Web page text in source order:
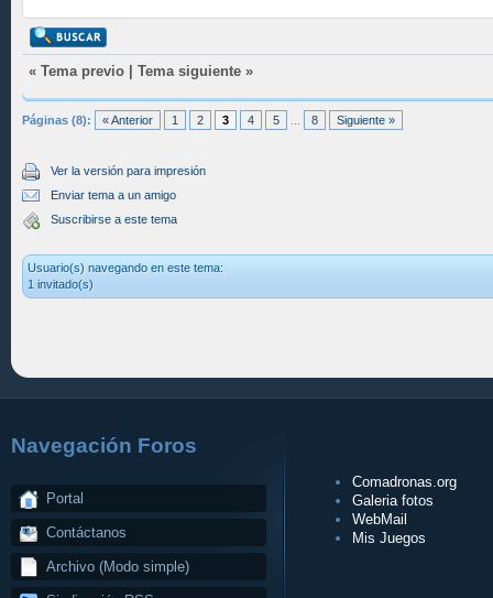
« Tema previo Tema siguiente »
Páginas (8): « Anterior 1 2 3 4 5 8 Siguiente »
Ver la versión para impresión
Enviar tema a un amigo
Suscribirse a este tema
Usuario(s) navegando en este tema:
1 invitado(s)
Navegación Foros
Portal
Contáctanos
Archivo (Modo simple)
Comadronas.org
Galeria fotos
WebMail
Mis Juegos